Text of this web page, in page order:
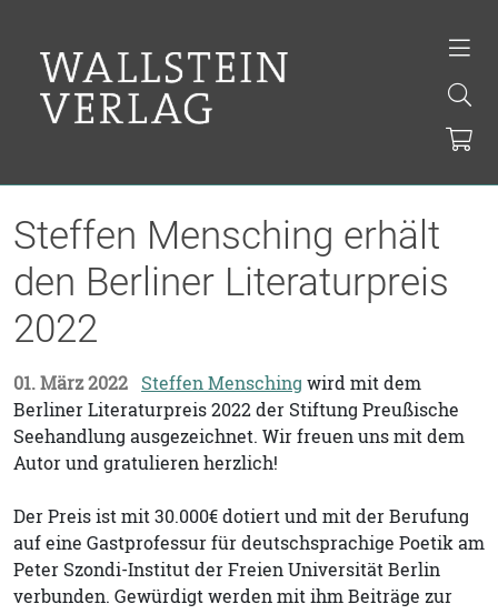
Steffen Mensching erhält
den Berliner Literaturpreis
2022
01. März 2022 Steffen Mensching wird mit dem
Berliner Literaturpreis 2022 der Stiftung Preußische
Seehandlung ausgezeichnet. Wir freuen uns mit dem
Autor und gratulieren herzlich!
Der Preis ist mit 30.000€ dotiert und mit der Berufung
auf eine Gastprofessur für deutschsprachige Poetik am
Peter Szondi-Institut der Freien Universität Berlin
verbunden. Gewürdigt werden mit ihm Beiträge zur